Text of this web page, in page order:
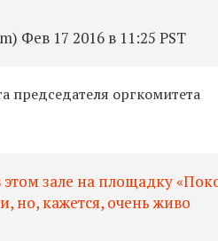
Фев 17 2016 в 11:25 PST
председателя оргкомитета
зале на площадку
но, кажется, очень живо